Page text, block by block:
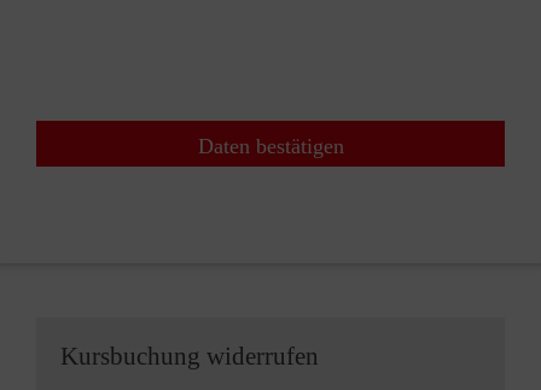
Daten bestätigen
Kursbuchung widerrufen